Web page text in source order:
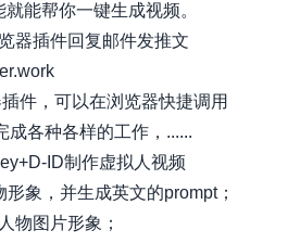
能帮你一键生成视频。
器插件回复邮件发推文
件，可以在浏览器快捷调用
成各种各样的工作，......
ID制作虚拟人视频
象，并生成英文的prompt；
物图片形象；